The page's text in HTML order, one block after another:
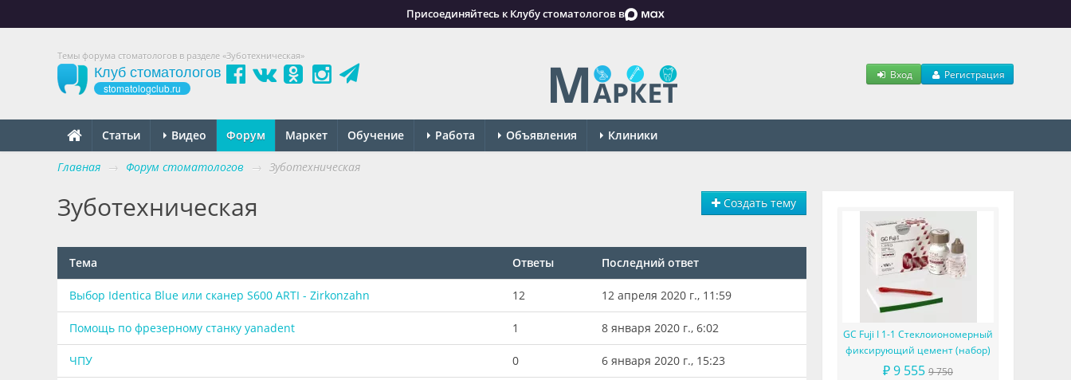
Присоединяйтесь к Клубу стоматологов в
Темы форума стоматологов в разделе «Зуботехническая»
Клуб стоматологов
stomatologclub.ru
Вход Регистрация
Статьи Видео Форум Маркет Обучение Работа Объявления Клиники
Главная → Форум стоматологов → Зуботехническая
Создать тему
Зуботехническая
Тема Ответы Последний ответ
Выбор Identica Blue или сканер S600 ARTI - Zirkonzahn 12 12 апреля 2020 г., 11:59
Помощь по фрезерному станку yanadent 1 8 января 2020 г., 6:02
ЧПУ 0 6 января 2020 г., 15:23
GC Fuji I 1-1 Стеклоиономерный
фиксирующий цемент (набор)
₽ 9 555 9 750